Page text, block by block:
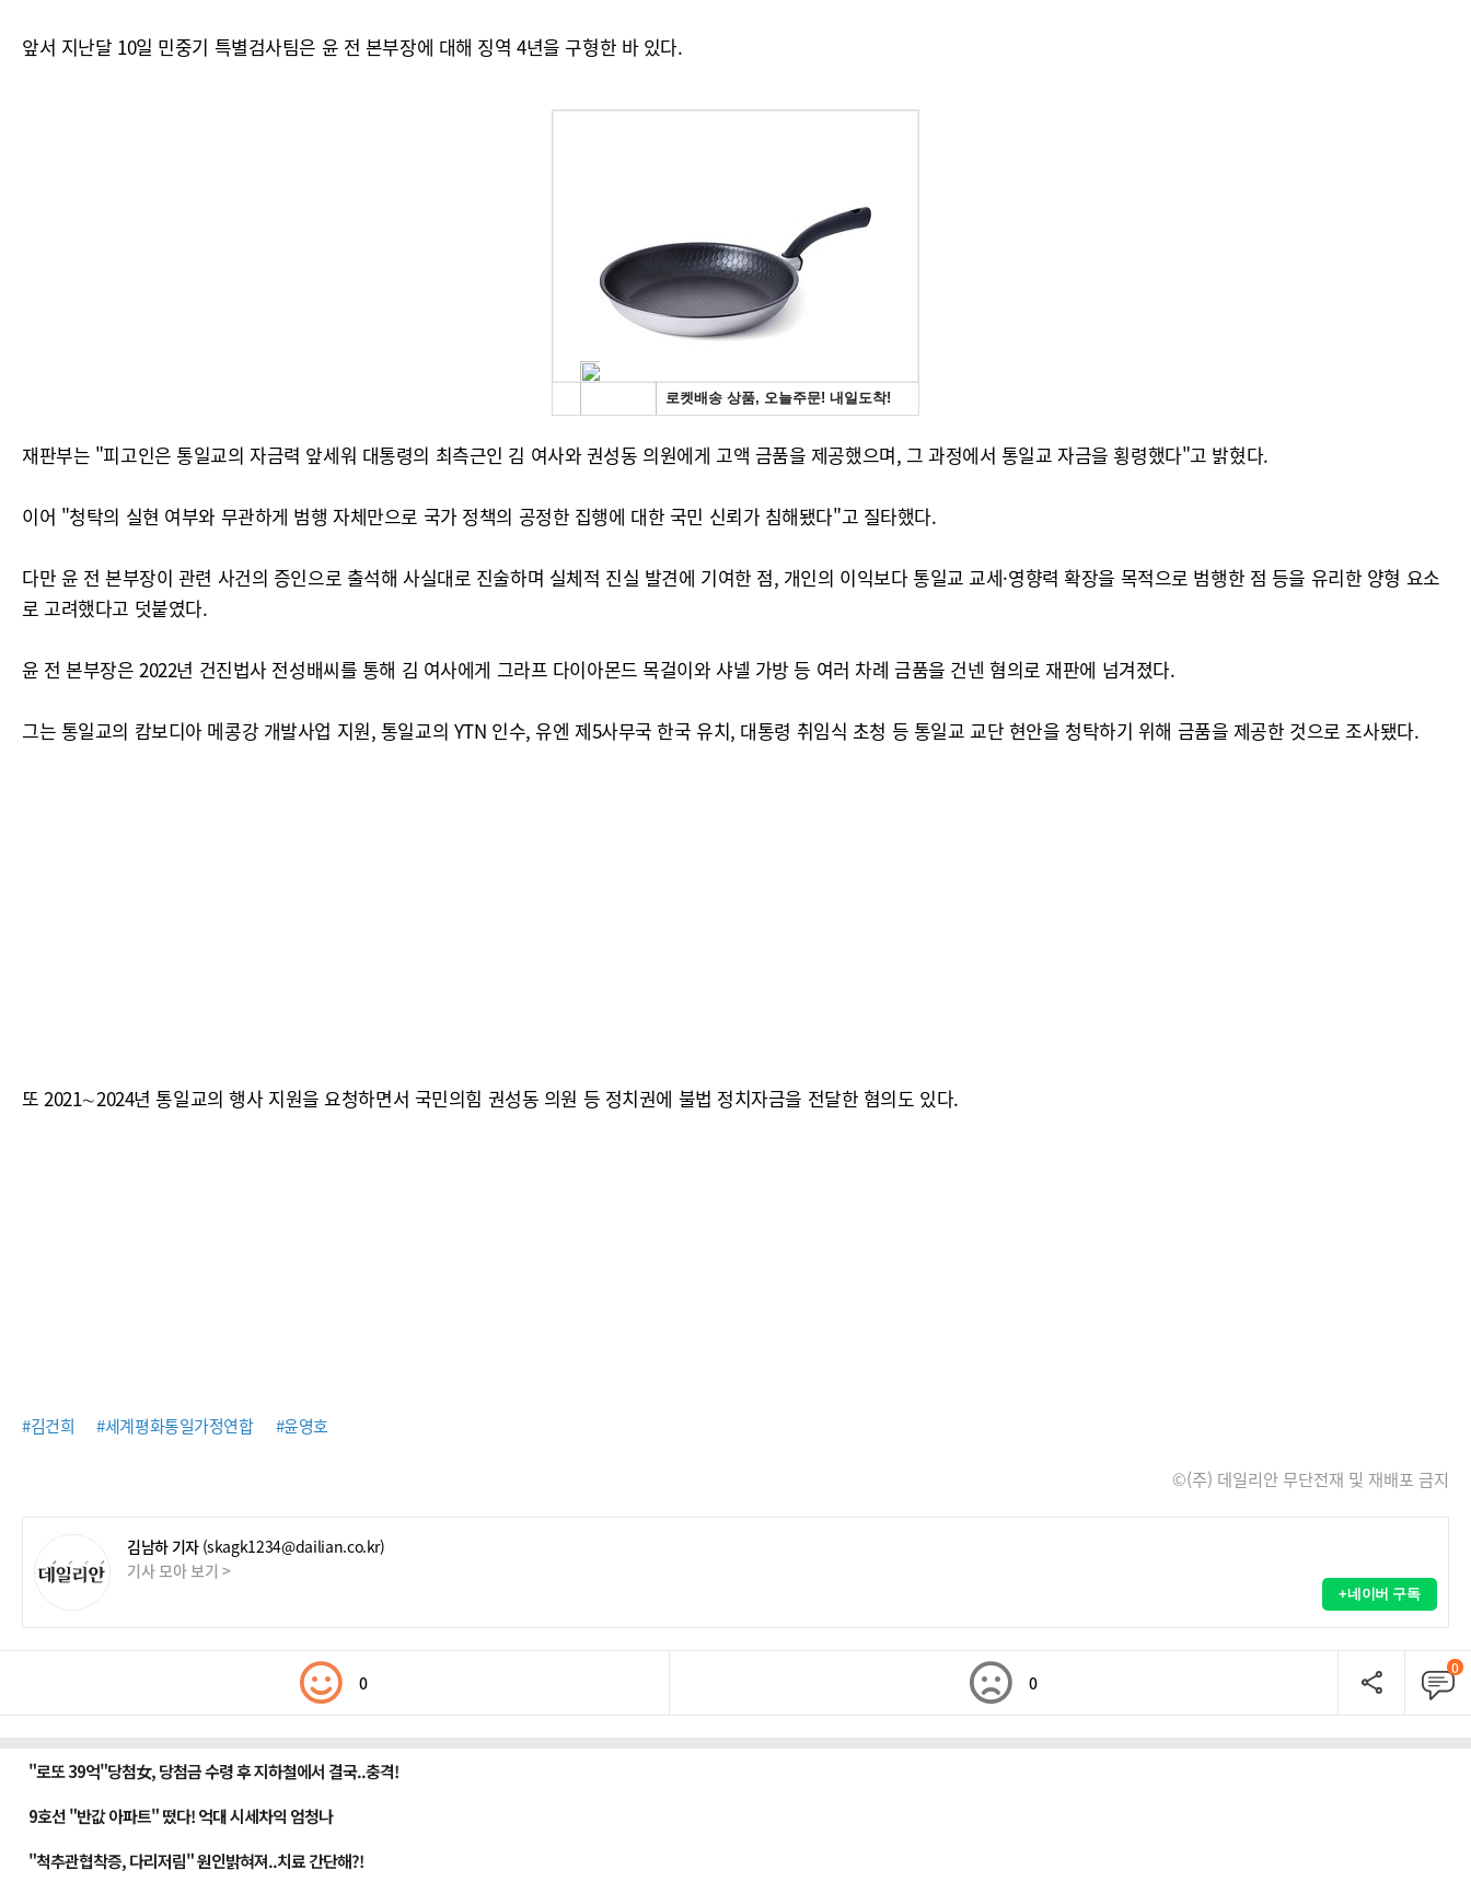
앞서 지난달 10일 민중기 특별검사팀은 윤 전 본부장에 대해 징역 4년을 구형한 바 있다.
재판부는 "피고인은 통일교의 자금력 앞세워 대통령의 최측근인 김 여사와 권성동 의원에게 고액 금품을 제공했으며, 그 과정에서 통일교 자금을 횡령했다"고 밝혔다.
이어 "청탁의 실현 여부와 무관하게 범행 자체만으로 국가 정책의 공정한 집행에 대한 국민 신뢰가 침해됐다"고 질타했다.
다만 윤 전 본부장이 관련 사건의 증인으로 출석해 사실대로 진술하며 실체적 진실 발견에 기여한 점, 개인의 이익보다 통일교 교세·영향력 확장을 목적으로 범행한 점 등을 유리한 양형 요소
로 고려했다고 덧붙였다.
윤 전 본부장은 2022년 건진법사 전성배씨를 통해 김 여사에게 그라프 다이아몬드 목걸이와 샤넬 가방 등 여러 차례 금품을 건넨 혐의로 재판에 넘겨졌다.
그는 통일교의 캄보디아 메콩강 개발사업 지원, 통일교의 YTN 인수, 유엔 제5사무국 한국 유치, 대통령 취임식 초청 등 통일교 교단 현안을 청탁하기 위해 금품을 제공한 것으로 조사됐다.
또 2021∼2024년 통일교의 행사 지원을 요청하면서 국민의힘 권성동 의원 등 정치권에 불법 정치자금을 전달한 혐의도 있다.
#김건희 #세계평화통일가정연합 #윤영호
©(주) 데일리안 무단전재 및 재배포 금지
김남하 기자 (skagk1234@dailian.co.kr)
기사 모아 보기 >
+네이버 구독
0 0
0